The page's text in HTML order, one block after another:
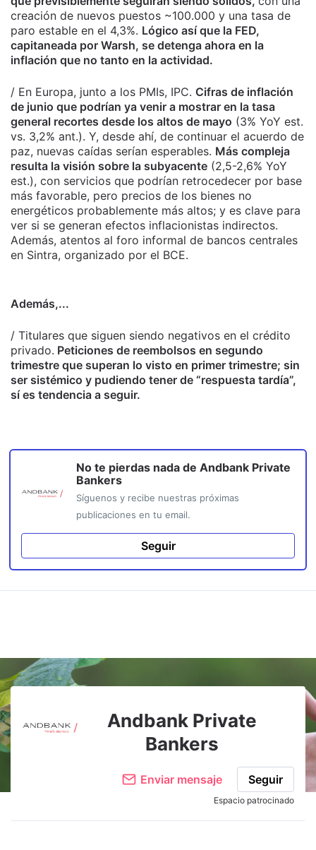
creación de nuevos puestos ~100.000 y una tasa de
paro estable en el 4,3%. Lógico así que la FED,
capitaneada por Warsh, se detenga ahora en la
inflación que no tanto en la actividad.
/ En Europa, junto a los PMIs, IPC. Cifras de inflación
de junio que podrían ya venir a mostrar en la tasa
general recortes desde los altos de mayo (3% YoY est.
vs. 3,2% ant.). Y, desde ahí, de continuar el acuerdo de
paz, nuevas caídas serían esperables. Más compleja
resulta la visión sobre la subyacente (2,5-2,6% YoY
est.), con servicios que podrían retrocedecer por base
más favorable, pero precios de los bienes no
energéticos probablemente más altos; y es clave para
ver si se generan efectos inflacionistas indirectos.
Además, atentos al foro informal de bancos centrales
en Sintra, organizado por el BCE.
Además,...
/ Titulares que siguen siendo negativos en el crédito
privado. Peticiones de reembolsos en segundo
trimestre que superan lo visto en primer trimestre; sin
ser sistémico y pudiendo tener de “respuesta tardía”,
sí es tendencia a seguir.
No te pierdas nada de Andbank Private
Bankers
Síguenos y recibe nuestras próximas
publicaciones en tu email.
Seguir
Andbank Private
Bankers
Enviar mensaje Seguir
Espacio patrocinado